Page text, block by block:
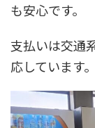
も安心です。
支払いは交通
応しています。